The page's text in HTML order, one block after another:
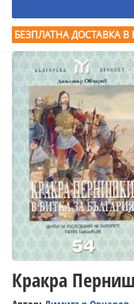
БЕЗПЛАТНА ДОСТАВКА
Кракра